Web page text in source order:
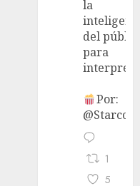
la
del
para
Por:
1
5